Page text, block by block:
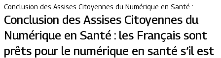
Conclusion des Assises Citoyennes du Numérique en Santé : …
Conclusion des Assises Citoyennes du
Numérique en Santé : les Français sont
prêts pour le numérique en santé s’il est